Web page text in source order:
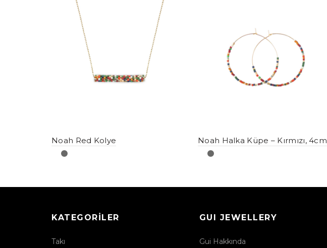
Noah Red Kolye Noah Halka Küpe – Kırmızı, 4cm
KATEGORILER
Takı
GUI JEWELLERY
Gui Hakkında